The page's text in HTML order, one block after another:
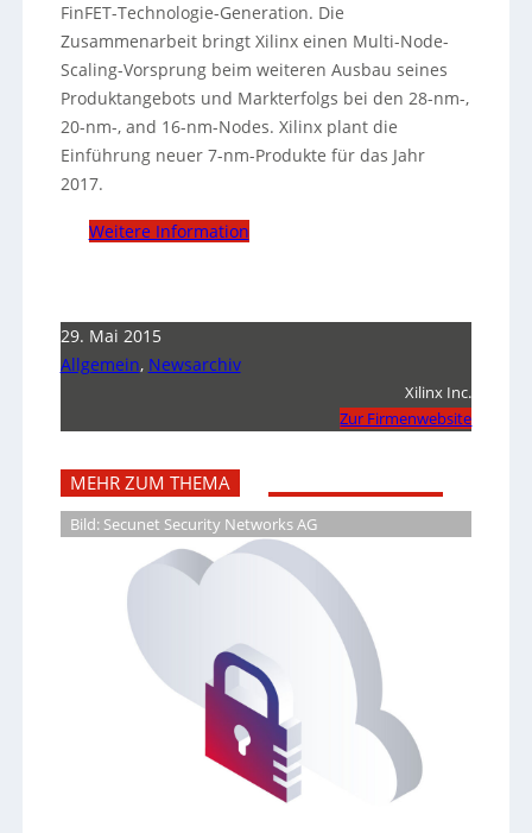
FinFET-Technologie-Generation. Die
Zusammenarbeit bringt Xilinx einen Multi-Node-
Scaling-Vorsprung beim weiteren Ausbau seines
Produktangebots und Markterfolgs bei den 28-nm-,
20-nm-, and 16-nm-Nodes. Xilinx plant die
Einführung neuer 7-nm-Produkte für das Jahr
2017.
Weitere Information
29. Mai 2015
Allgemein, Newsarchiv
Xilinx Inc.
Zur Firmenwebsite
MEHR ZUM THEMA
Bild: Secunet Security Networks AG